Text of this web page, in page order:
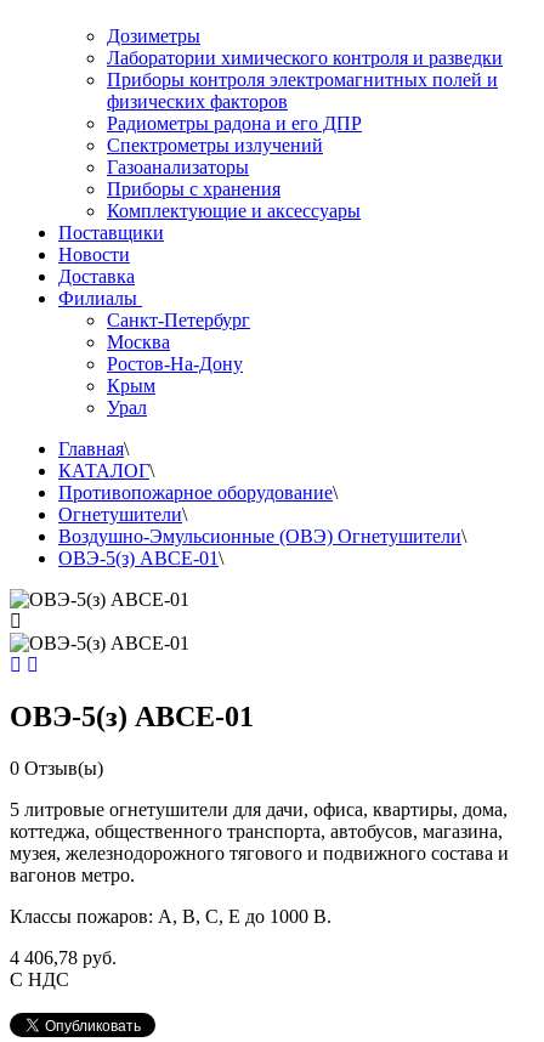
Дозиметры
Лаборатории химического контроля и разведки
Приборы контроля электромагнитных полей и
физических факторов
Радиометры радона и его ДПР
Спектрометры излучений
Газоанализаторы
Приборы с хранения
Комплектующие и аксессуары
Поставщики
Новости
Доставка
Филиалы
Санкт-Петербург
Москва
Ростов-На-Дону
Крым
Урал
Главная\
КАТАЛОГ\
Противопожарное оборудование\
Огнетушители\
Воздушно-Эмульсионные (ОВЭ) Огнетушители\
ОВЭ-5(з) АВCЕ-01\
ОВЭ-5(з) АВCЕ-01
0 Отзыв(ы)
5 литровые огнетушители для дачи, офиса, квартиры, дома,
коттеджа, общественного транспорта, автобусов, магазина,
музея, железнодорожного тягового и подвижного состава и
вагонов метро.
Классы пожаров: А, В, С, Е до 1000 В.
4 406,78 руб.
С НДС